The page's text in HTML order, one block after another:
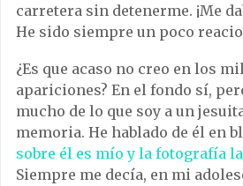
carretera sin detenerme. ¡Me
He sido siempre un poco reacio
¿Es que acaso no creo en los
apariciones? En el fondo sí,
mucho de lo que soy a un
memoria. He hablado de él en
sobre él es mío y la fotografía
Siempre me decía, en mi